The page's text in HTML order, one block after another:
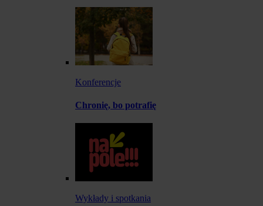
Konferencje
Chronię, bo potrafię
Wykłady i spotkania